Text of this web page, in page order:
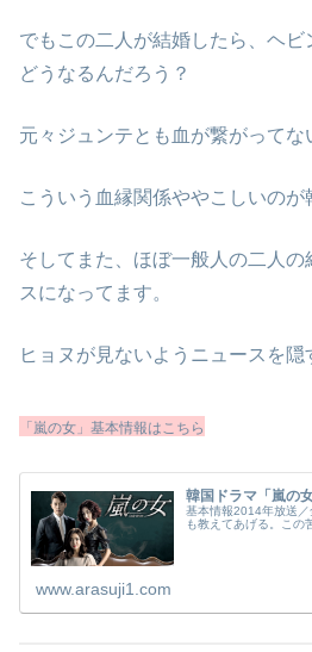
でもこの二人が結婚したら、ヘ
どうなるんだろう？
元々ジュンテとも血が繋がってな
こういう血縁関係ややこしいのが
そしてまた、ほぼ一般人の二人
スになってます。
ヒョヌが見ないようニュースを隠
「嵐の女」基本情報はこちら
韓国ドラマ「嵐の
基本情報2014年放送
も教えてあげる。この
www.arasuji1.com